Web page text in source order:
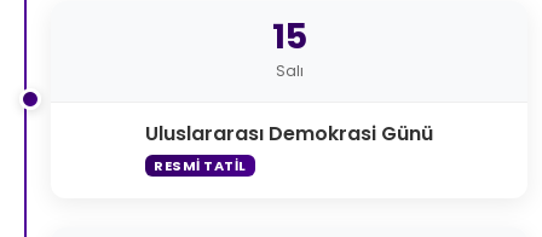
15
Salı
Uluslararası Demokrasi Günü
RESMI TATIL